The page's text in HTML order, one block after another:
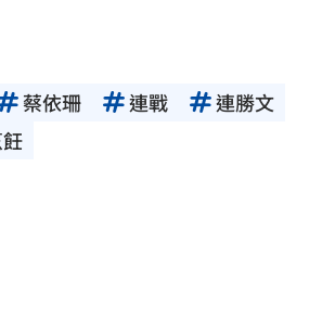
蔡依珊 連戰
連勝文